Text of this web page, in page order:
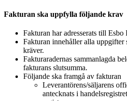
Fakturan ska uppfylla följande krav
Fakturan har adresserats till Esbo
Fakturan innehåller alla uppgifter
kräver.
Fakturaradernas sammanlagda
fakturans slutsumma.
Följande ska framgå av fakturan
Leverantörens/säljarens
antecknats i